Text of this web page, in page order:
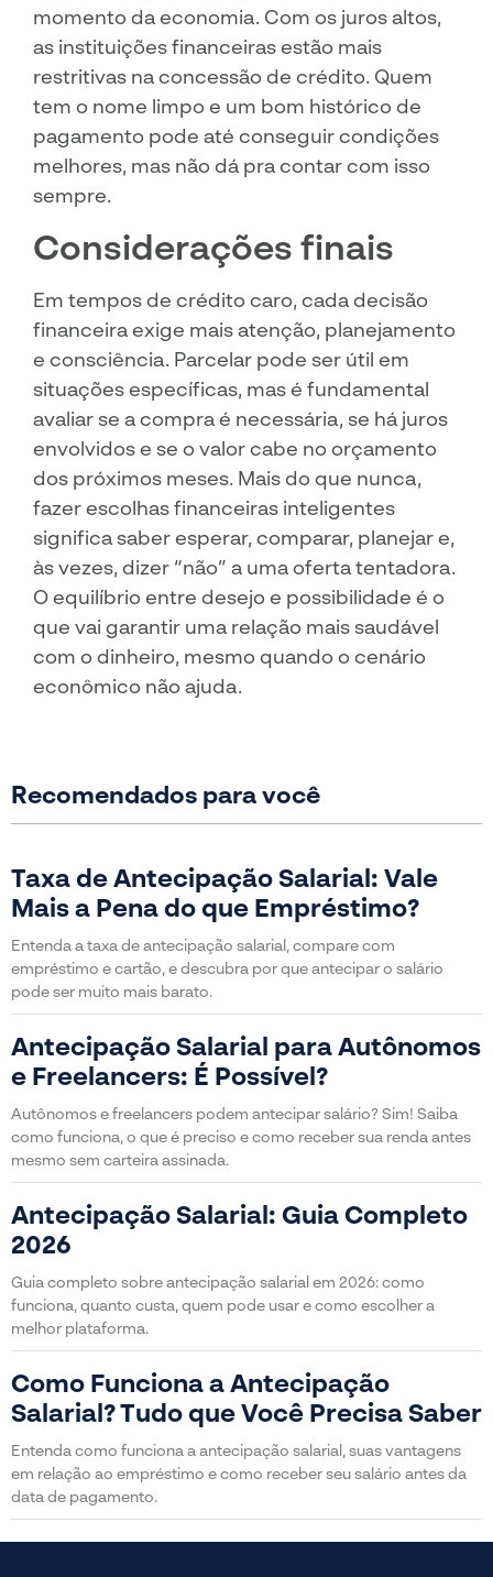
momento da economia. Com os juros altos,
as instituições financeiras estão mais
restritivas na concessão de crédito. Quem
tem o nome limpo e um bom histórico de
pagamento pode até conseguir condições
melhores, mas não dá pra contar com isso
sempre.
Considerações finais
Em tempos de crédito caro, cada decisão
financeira exige mais atenção, planejamento
e consciência. Parcelar pode ser útil em
situações específicas, mas é fundamental
avaliar se a compra é necessária, se há juros
envolvidos e se o valor cabe no orçamento
dos próximos meses. Mais do que nunca,
fazer escolhas financeiras inteligentes
significa saber esperar, comparar, planejar e,
às vezes, dizer “não” a uma oferta tentadora.
O equilíbrio entre desejo e possibilidade é o
que vai garantir uma relação mais saudável
com o dinheiro, mesmo quando o cenário
econômico não ajuda.
Recomendados para você
Taxa de Antecipação Salarial: Vale
Mais a Pena do que Empréstimo?
Entenda a taxa de antecipação salarial, compare com
empréstimo e cartão, e descubra por que antecipar o salário
pode ser muito mais barato.
Antecipação Salarial para Autônomos
e Freelancers: É Possível?
Autônomos e freelancers podem antecipar salário? Sim! Saiba
como funciona, o que é preciso e como receber sua renda antes
mesmo sem carteira assinada.
Antecipação Salarial: Guia Completo
2026
Guia completo sobre antecipação salarial em 2026: como
funciona, quanto custa, quem pode usar e como escolher a
melhor plataforma.
Como Funciona a Antecipação
Salarial? Tudo que Você Precisa Saber
Entenda como funciona a antecipação salarial, suas vantagens
em relação ao empréstimo e como receber seu salário antes da
data de pagamento.